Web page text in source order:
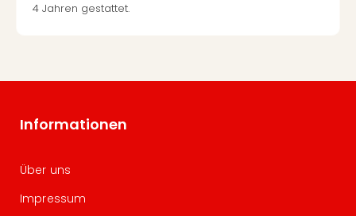
4 Jahren gestattet.
Informationen
Über uns
Impressum